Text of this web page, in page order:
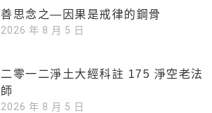
善思念之—因果是戒律的鋼骨
2026 年 8 月 5 日
二零一二淨土大經科註 175 淨空老法
師
2026 年 8 月 5 日